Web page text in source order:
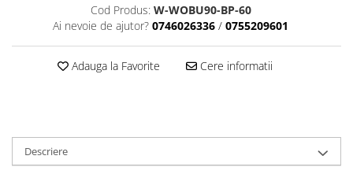
Cod Produs: W-WOBU90-BP-60
Ai nevoie de ajutor? 0746026336 / 0755209601
Adauga la Favorite Cere informatii
Descriere